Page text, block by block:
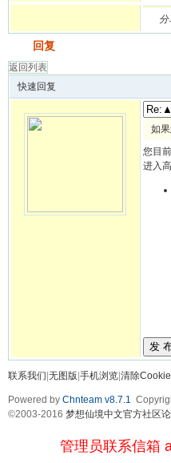
分
回复
返回列表
快速回复
如
您目
进入
发
联系我们 无图版 手机浏览 清除
Powered by Chnteam v8.7.1
©2003-2016 梦想仙境中文官方社区
管理员联系信箱